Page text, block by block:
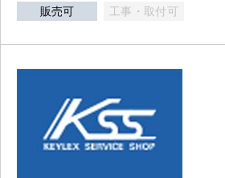
販売可 工事・取付可